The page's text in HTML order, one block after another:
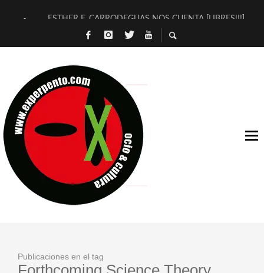
ESTHER F. CARRODEGUAS NOS CUENTA [LIBRES!!!]
[TERRA DE GUAPES] DE SANDRA MONFORT
TIMBRE 4, LA ESCUELA DEL DIRECTOR TEATRAL CLAUDIO
30 AÑOS (NO ES NADA) DE LA KATARSIS DEL TOMATAZO
MILITARES JUDÍAS EN #EXVITA
D’BALDOMEROS REINVENTAN [BITÁCORA 3.0] EN EXVITA
MARSHALL FLASH PRESENTA EN EXVITA [RELATIVA
JOFRE BARDAGÍ EN EXVITA INTERPRETANDO A SERRAT
Publicaciones en el tag